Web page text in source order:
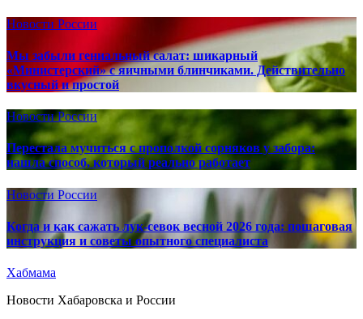
Новости России
Мы забыли гениальный салат: шикарный
«Министерский» с яичными блинчиками. Действительно
вкусный и простой
Новости России
Перестала мучиться с прополкой сорняков у забора:
нашла способ, который реально работает
Новости России
Когда и как сажать лук-севок весной 2026 года: пошаговая
инструкция и советы опытного специалиста
Хабмама
Новости Хабаровска и России